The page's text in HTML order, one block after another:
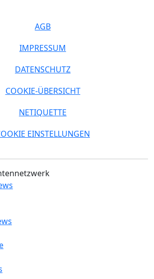
AGB
IMPRESSUM
DATENSCHUTZ
COOKIE-ÜBERSICHT
NETIQUETTE
EINSTELLUNGEN